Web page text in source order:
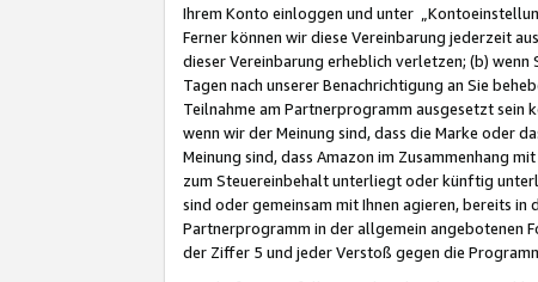
Ihrem Konto einloggen und unter
Ferner können wir diese Vereinbarung jederzeit
dieser Vereinbarung erheblich verletzen; (b)
Tagen nach unserer Benachrichtigung an Sie
Teilnahme am Partnerprogramm ausgesetzt sein
wenn wir der Meinung sind, dass die Marke oder
Meinung sind, dass Amazon im Zusammenhang
zum Steuereinbehalt unterliegt oder künftig
sind oder gemeinsam mit Ihnen agieren, bereits
Partnerprogramm in der allgemein angebotenen
der Ziffer 5 und jeder Verstoß gegen die